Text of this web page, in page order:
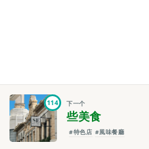
114 下一个
些美食
#特色店 #風味餐廳